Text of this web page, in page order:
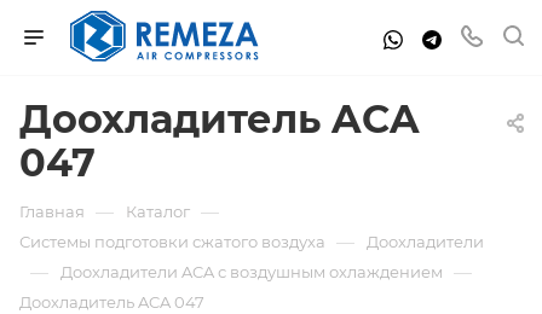
Доохладитель ACA
047
Главная — Каталог —
Системы подготовки сжатого воздуха — Доохладители
— Доохладители ACA с воздушным охлаждением —
Доохладитель ACA 047